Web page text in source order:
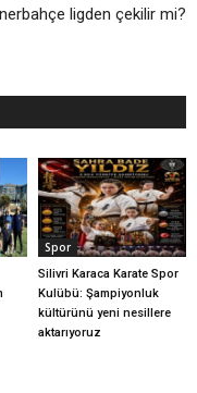
ligden çekilir mi?
Spor
Silivri Karaca Karate Spor
Kulübü: Şampiyonluk
kültürünü yeni nesillere
aktarıyoruz